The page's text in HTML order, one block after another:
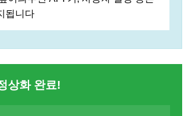
됩니다
상화 완료!